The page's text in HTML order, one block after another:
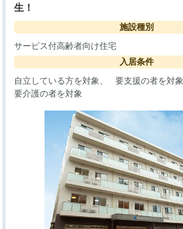
生！
施設種別
サービス付高齢者向け住宅
入居条件
自立している方を対象
要支援の者を対象
要介護の者を対象